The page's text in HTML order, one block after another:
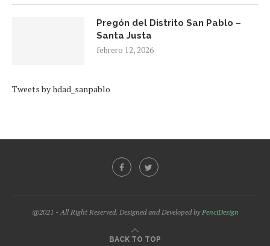
Pregón del Distrito San Pablo –
Santa Justa
febrero 12, 2026
Tweets by hdad_sanpablo
@2021 - All Right Reserved. Designed and Developed byPenciDesign
BACK TO TOP